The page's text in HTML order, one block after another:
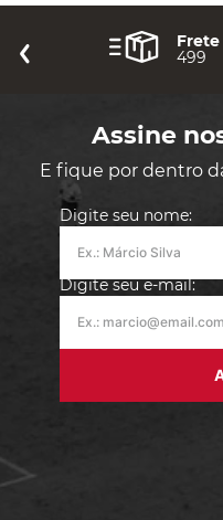
499
Assine
E fique por dentro
Digite seu nome:
Digite seu e-mail: